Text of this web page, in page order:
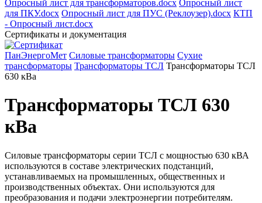
Опросный лист для трансформаторов.docx Опросный лист
для ПКУ.docx Опросный лист для ПУС (Реклоузер).docx КТП
- Опросный лист.docx
Сертификаты и документация
ПанЭнергоМет Силовые трансформаторы Сухие
трансформаторы Трансформаторы ТСЛ Трансформаторы ТСЛ
630 кВа
Трансформаторы ТСЛ 630
кВа
Силовые трансформаторы серии ТСЛ с мощностью 630 кВА
используются в составе электрических подстанций,
устанавливаемых на промышленных, общественных и
производственных объектах. Они используются для
преобразования и подачи электроэнергии потребителям.